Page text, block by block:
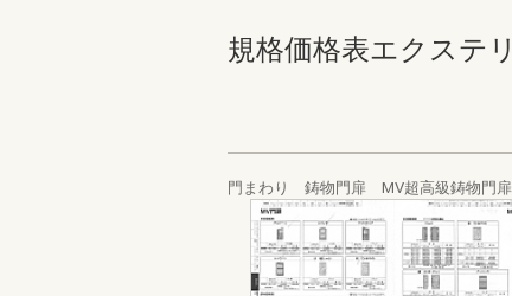
規格価格表エクステ
門まわり 鋳物門扉 MV超高級鋳物門扉